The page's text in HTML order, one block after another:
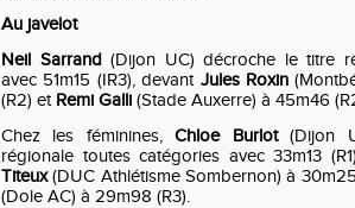
Au javelot
Neil Sarrand (Dijon UC) décroche le titre
avec 51m15 (IR3), devant Jules Roxin
(R2) et Remi Galli (Stade Auxerre) à 45m46
Chez les féminines,Chloe Burlot(Dijon
régionale toutes catégories avec 33m13
Titeux(DUC Athlétisme Sombernon) à
(Dole AC) à 29m98 (R3).